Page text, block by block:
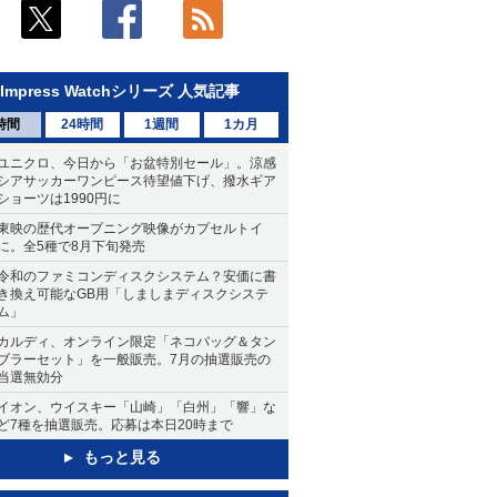
Impress Watchシリーズ 人気記事
間 24時間 1週間 1カ月
ニクロ、今日から「お盆特別セール」。涼感
アサッカーワンピース待望値下げ、撥水ギア
ョーツは1990円に
映の歴代オープニング映像がカプセルトイ
。全5種で8月下旬発売
和のファミコンディスクシステム？安価に書
換え可能なGB用「しましまディスクシステ
」
ルディ、オンライン限定「ネコバッグ＆タン
ラーセット」を一般販売。7月の抽選販売の
選無効分
オン、ウイスキー「山崎」「白州」「響」な
7種を抽選販売。応募は本日20時まで
もっと見る